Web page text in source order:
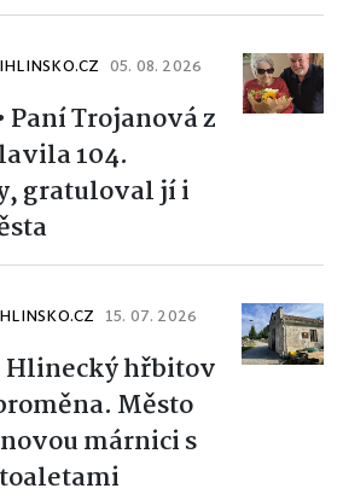
05. 08. 2026
Paní Trojanová z
104.
gratuloval jí i
15. 07. 2026
Hlinecký hřbitov
Město
márnici s